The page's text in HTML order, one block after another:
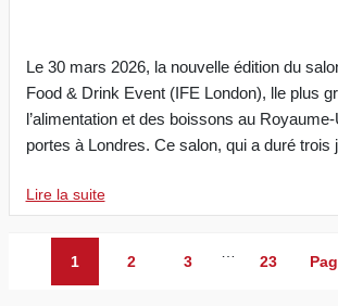
Le 30 mars 2026, la nouvelle édition du
Food & Drink Event (IFE London), lle plus
l’alimentation et des boissons au
portes à Londres. Ce salon, qui a duré trois
Lire la suite
1 2 3 23